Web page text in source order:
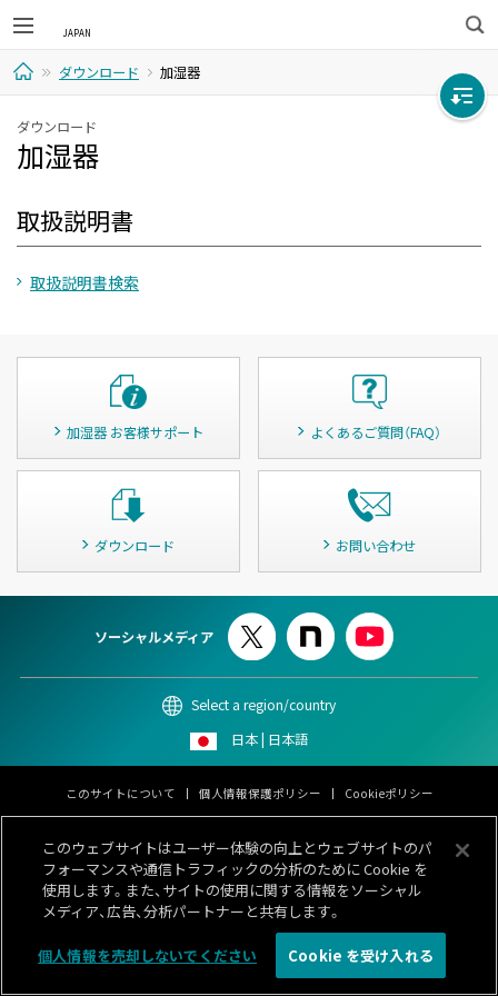
検
索
ホ
ー
ダウンロード 加湿器
ダウンロード
加湿器
取扱説明書
取扱説明書検索
加湿器 お客様サポート よくあるご質問（FAQ）
ダウンロード お問い合わせ
ソーシャルメディア
Select a region/country
日本 | 日本語
このサイトについて 個人情報保護ポリシー
Cookieポリシー
情報セキュリティポリシー
カスタマーハラスメント対応基本方針
サイトマップ
お問い合わせ
© 1996-2026 GENERAL.
このウェブサイトはユーザー体験の向上とウェブサイトのパ
フォーマンスや通信トラフィックの分析のために Cookie を
使用します。また、サイトの使用に関する情報をソーシャル
メディア、広告、分析パートナーと共有します。
個人情報を売却しないでください Cookie を受け入れる